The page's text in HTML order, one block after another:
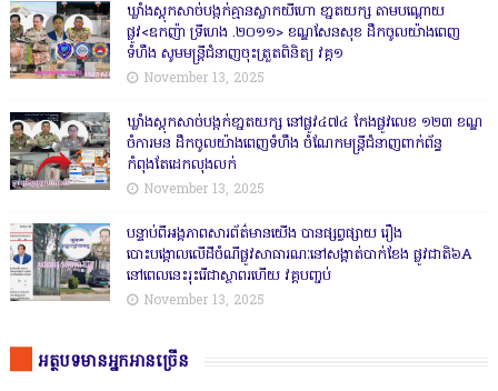
ឃ្លាំងស្តុកសាច់បង្កក់គ្មានស្លាកយីហោ ខា្នតយក្ស តាមបណ្តោយ
ផ្លូវ<ឧកញ៉ា ទ្រីហេង .២០១១> ខណ្ឌសែនសុខ ដឹកចូលយ៉ាងពេញ
ទំហឹង សូមមន្ត្រីជំនាញចុះត្រួតពិនិត្យ វគ្គ១
November 13, 2025
ឃ្លាំងស្តុកសាច់បង្កក់ខា្នតយក្ស នៅផ្លូវ៤៧៤ កែងផ្លូវលេខ ១២៣ ខណ្ឌ
ចំការមន ដឹកចូលយ៉ាងពេញទំហឹង ចំណែកមន្ត្រីជំនាញពាក់ព័ន្ធ
កំពុងតែដេកលុងលក់
November 13, 2025
បន្ទាប់ពីអង្គភាពសារព័ត៌មានយើង បានផ្សព្វផ្សាយ រឿង
បោះបង្គោលលើដីចំណីផ្លូវសាធារណៈនៅសង្គាត់បាក់ខែង ផ្លូវជាតិ៦A
នៅពេលនេះរុះរើជាស្ថាពរហើយ វគ្គបញ្ចប់
November 13, 2025
អត្ថបទមានអ្នកអានច្រើន